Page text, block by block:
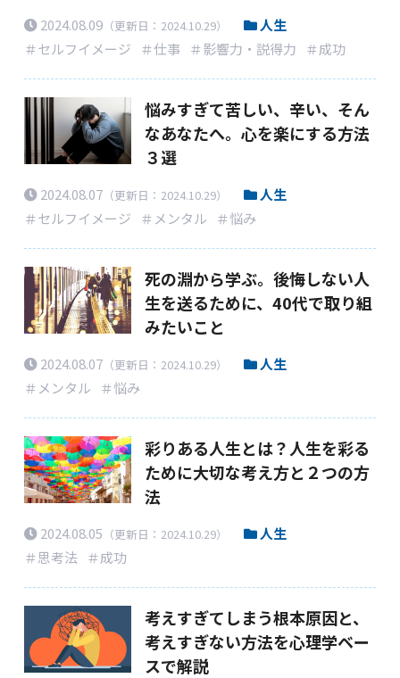
2024.08.09（更新日：2024.10.29）
人生
＃セルフイメージ
＃仕事 ＃影響力・説得力 ＃成功
悩みすぎて苦しい、辛い、そん
なあなたへ。心を楽にする方法
３選
2024.08.07（更新日：2024.10.29）
人生
＃セルフイメージ
＃メンタル ＃悩み
死の淵から学ぶ。後悔しない人
生を送るために、40代で取り組
みたいこと
2024.08.07（更新日：2024.10.29）
人生
＃メンタル
＃悩み
彩りある人生とは？人生を彩る
ために大切な考え方と２つの方
法
2024.08.05 （更新日：2024.10.29）
人生
＃思考法 ＃成功
考えすぎてしまう根本原因と、
考えすぎない方法を心理学ベー
スで解説